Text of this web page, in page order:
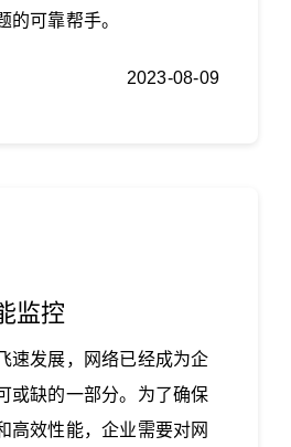
的可靠帮手。
2023-08-09
监控
速发展，网络已经成为企
或缺的一部分。为了确保
高效性能，企业需要对网